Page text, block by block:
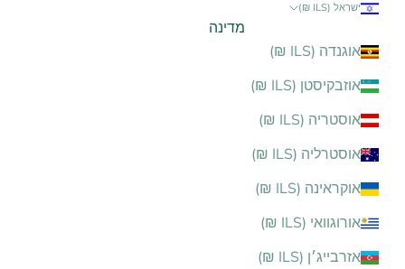
ישראל (ILS ₪)
מדינה
אוגנדה (ILS ₪)
אוזבקיסטן (ILS ₪)
אוסטריה (ILS ₪)
אוסטרליה (ILS ₪)
אוקראינה (ILS ₪)
אורוגוואי (ILS ₪)
אזרבייג׳ן (ILS ₪)